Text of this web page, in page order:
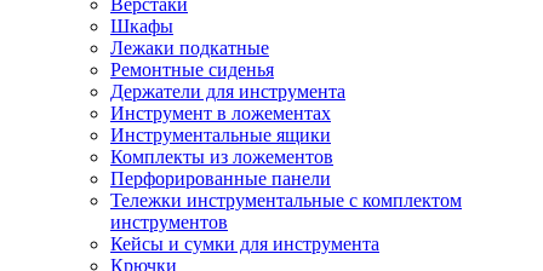
Верстаки
Шкафы
Лежаки подкатные
Ремонтные сиденья
Держатели для инструмента
Инструмент в ложементах
Инструментальные ящики
Комплекты из ложементов
Перфорированные панели
Тележки инструментальные с комплектом
инструментов
Кейсы и сумки для инструмента
Крючки